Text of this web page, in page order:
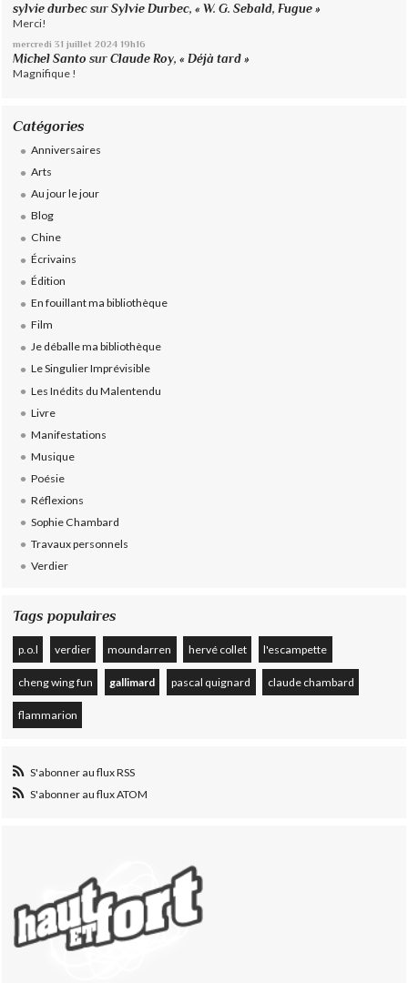
sylvie durbec surSylvie Durbec, « W. G. Sebald, Fugue »
Merci!
mercredi 31 juillet 2024 19h16
Michel Santo surClaude Roy, « Déjà tard »
Magnifique !
Catégories
Anniversaires
Arts
Au jour le jour
Blog
Chine
Écrivains
Édition
En fouillant ma bibliothèque
Film
Je déballe ma bibliothèque
Le Singulier Imprévisible
Les Inédits du Malentendu
Livre
Manifestations
Musique
Poésie
Réflexions
Sophie Chambard
Travaux personnels
Verdier
Tags populaires
p.o.l verdier moundarren hervé collet l'escampette
cheng wing fun gallimard pascal quignard claude chambard
flammarion
S'abonner au flux RSS
S'abonner au flux ATOM